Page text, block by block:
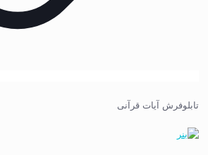
تابلوفرش آیات قرآنی